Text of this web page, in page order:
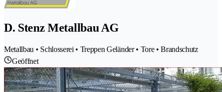
D. Stenz Metallbau AG
Metallbau • Schlosserei • Treppen Geländer • Tore • Brandschutz
Geöffnet